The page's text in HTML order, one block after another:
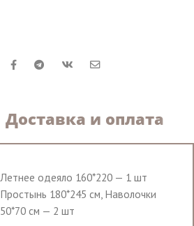
Доставка и оплата
Летнее одеяло 160*220 — 1 шт
Простынь 180*245 см, Наволочки
50*70 см — 2 шт